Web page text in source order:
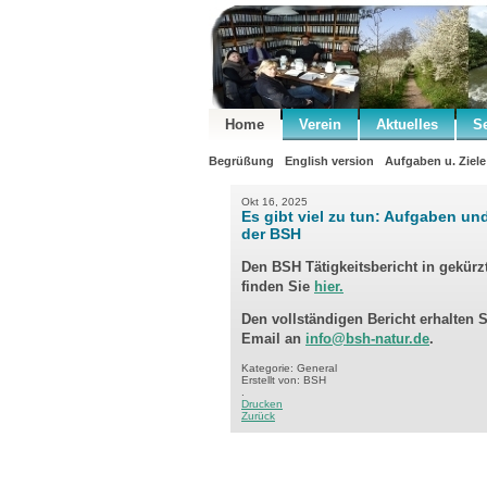
Home Verein Aktuelles
Begrüßung English version Aufgaben u. Ziele
Okt 16, 2025
Es gibt viel zu tun: Aufgaben
der BSH
Den BSH Tätigkeitsbericht in
finden Sie hier.
Den vollständigen Bericht erhalten
Email an info@bsh-natur.de.
Kategorie: General
Erstellt von: BSH
Drucken
Zurück